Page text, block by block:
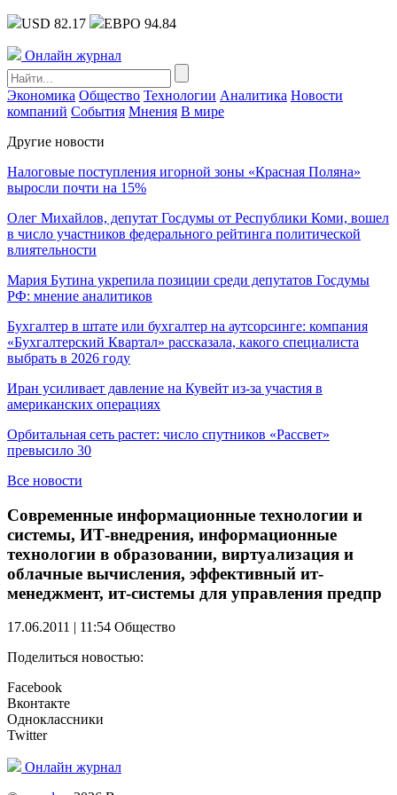
USD 82.17 ЕВРО 94.84
Онлайн журнал
Экономика Общество Технологии Аналитика Новости
компаний События Мнения В мире
Другие новости
Налоговые поступления игорной зоны «Красная Поляна»
выросли почти на 15%
Олег Михайлов, депутат Госдумы от Республики Коми, вошел
в число участников федерального рейтинга политической
влиятельности
Мария Бутина укрепила позиции среди депутатов Госдумы
РФ: мнение аналитиков
Бухгалтер в штате или бухгалтер на аутсорсинге: компания
«Бухгалтерский Квартал» рассказала, какого специалиста
выбрать в 2026 году
Иран усиливает давление на Кувейт из-за участия в
американских операциях
Орбитальная сеть растет: число спутников «Рассвет»
превысило 30
Все новости
Современные информационные технологии и
системы, ИТ-внедрения, информационные
технологии в образовании, виртуализация и
облачные вычисления, эффективный ит-
менеджмент, ит-системы для управления предпр
17.06.2011 | 11:54 Общество
Поделиться новостью:
Facebook
Вконтакте
Одноклассники
Twitter
Онлайн журнал